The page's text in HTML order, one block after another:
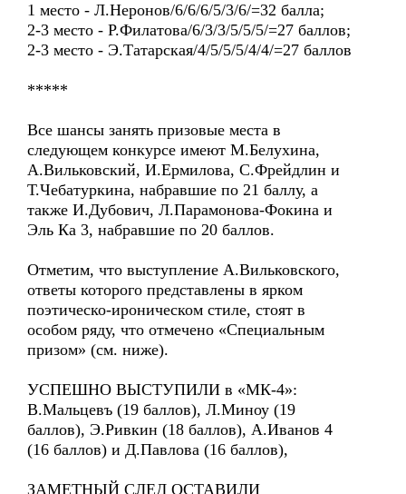
1 место - Л.Неронов/6/6/6/5/3/6/=32 балла;
2-3 место - Р.Филатова/6/3/3/5/5/5/=27 баллов;
2-3 место - Э.Татарская/4/5/5/5/4/4/=27 баллов
*****
Все шансы занять призовые места в
следующем конкурсе имеют М.Белухина,
А.Вильковский, И.Ермилова, С.Фрейдлин и
Т.Чебатуркина, набравшие по 21 баллу, а
также И.Дубович, Л.Парамонова-Фокина и
Эль Ка 3, набравшие по 20 баллов.
Отметим, что выступление А.Вильковского,
ответы которого представлены в ярком
поэтическо-ироническом стиле, стоят в
особом ряду, что отмечено «Специальным
призом» (см. ниже).
УСПЕШНО ВЫСТУПИЛИ в «МК-4»:
В.Мальцевъ (19 баллов), Л.Миноу (19
баллов), Э.Ривкин (18 баллов), А.Иванов 4
(16 баллов) и Д.Павлова (16 баллов),
ЗАМЕТНЫЙ СЛЕД ОСТАВИЛИ